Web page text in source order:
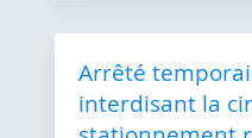
Arrêté
interdisant la